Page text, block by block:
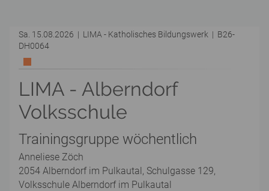
Sa. 15.08.2026 | LIMA - Katholisches Bildungswerk | B26-
DH0064
LIMA - Alberndorf
Volksschule
Trainingsgruppe wöchentlich
Anneliese Zöch
2054 Alberndorf im Pulkautal, Schulgasse 129,
Volksschule Alberndorf im Pulkautal